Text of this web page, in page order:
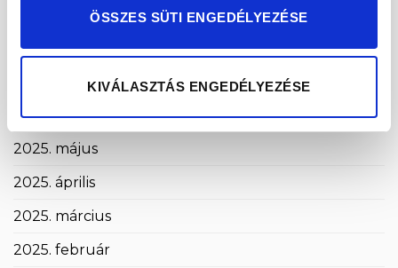
ÖSSZES SÜTI ENGEDÉLYEZÉSE
KIVÁLASZTÁS ENGEDÉLYEZÉSE
2025. november
2025. október
2025. szeptember
2025. augusztus
2025. május
2025. április
2025. március
2025. február